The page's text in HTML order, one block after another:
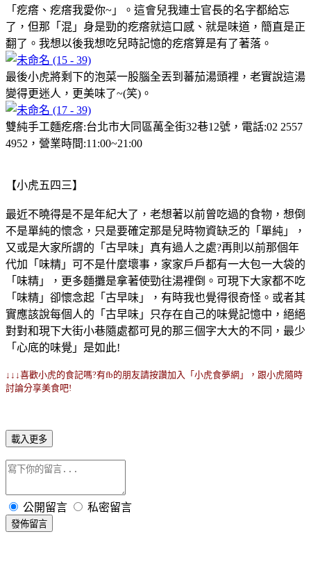
「疙瘩、疙瘩我愛你~」。這會兒我連士官長的名字都給忘
了，但那「混」身是勁的疙瘩就這口感、就是味道，簡直是正
翻了。我想以後我想吃兒時記憶的疙瘩算是有了著落。
最後小虎將剩下的泡菜一股腦全丟到蕃茄湯頭裡，老實說這湯
變得更迷人，更美味了~(笑)。
雙純手工麵疙瘩:台北市大同區萬全街32巷12號，電話:02 2557
4952，營業時間:11:00~21:00
【小虎五四三】
最近不曉得是不是年紀大了，老想著以前曾吃過的食物，想倒
不是單純的懷念，只是要確定那是兒時物資缺乏的「單純」，
又或是大家所謂的「古早味」真有過人之處?再則以前那個年
代加「味精」可不是什麼壞事，家家戶戶都有一大包一大袋的
「味精」，更多麵攤是拿著使勁往湯裡倒。可現下大家都不吃
「味精」卻懷念起「古早味」，有時我也覺得很奇怪。或者其
實應該說每個人的「古早味」只存在自己的味覺記憶中，絕絕
對對和現下大街小巷隨處都可見的那三個字大大的不同，最少
「心底的味覺」是如此!
↓↓↓喜歡小虎的食記嗎?有fb的朋友請按讚加入「小虎食夢網」，跟小虎隨時
討論分享美食吧!
載入更多
公開留言 私密留言
發佈留言